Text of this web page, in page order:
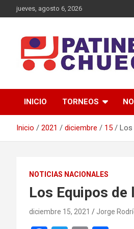
Saltar
al
jueves, agosto 6, 2026
Patines y
INICIO TORNEOS
Inicio 2021 diciembre 15 Los
NOTICIAS NACIONALES
Los Equipos de
diciembre 15, 2021 Jorge